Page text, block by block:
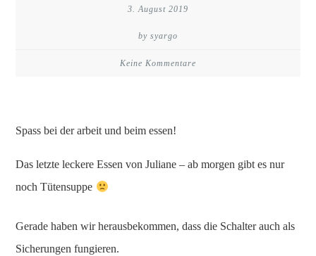
3. August 2019
by syargo
Keine Kommentare
Spass bei der arbeit und beim essen!
Das letzte leckere Essen von Juliane – ab morgen gibt es nur
noch Tütensuppe
Gerade haben wir herausbekommen, dass die Schalter auch als
Sicherungen fungieren.